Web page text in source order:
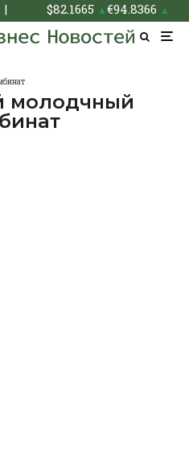
| $82.1665 ▲€94.8366 ▲
молодчный